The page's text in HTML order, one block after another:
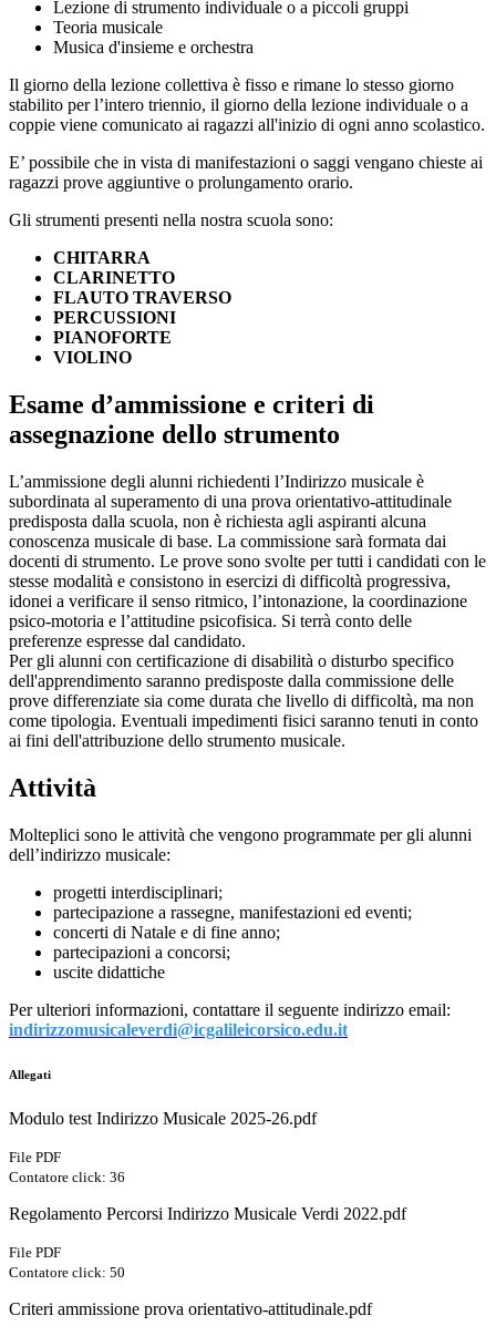
Lezione di strumento individuale o a piccoli gruppi
Teoria musicale
Musica d'insieme e orchestra
Il giorno della lezione collettiva è fisso e rimane lo stesso giorno
stabilito per l’intero triennio, il giorno della lezione individuale o a
coppie viene comunicato ai ragazzi all'inizio di ogni anno scolastico.
E’ possibile che in vista di manifestazioni o saggi vengano chieste ai
ragazzi prove aggiuntive o prolungamento orario.
Gli strumenti presenti nella nostra scuola sono:
CHITARRA
CLARINETTO
FLAUTO TRAVERSO
PERCUSSIONI
PIANOFORTE
VIOLINO
Esame d’ammissione e criteri di
assegnazione dello strumento
L’ammissione degli alunni richiedenti l’Indirizzo musicale è
subordinata al superamento di una prova orientativo-attitudinale
predisposta dalla scuola, non è richiesta agli aspiranti alcuna
conoscenza musicale di base. La commissione sarà formata dai
docenti di strumento. Le prove sono svolte per tutti i candidati con le
stesse modalità e consistono in esercizi di difficoltà progressiva,
idonei a verificare il senso ritmico, l’intonazione, la coordinazione
psico-motoria e l’attitudine psicofisica. Si terrà conto delle
preferenze espresse dal candidato.
Per gli alunni con certificazione di disabilità o disturbo specifico
dell'apprendimento saranno predisposte dalla commissione delle
prove differenziate sia come durata che livello di difficoltà, ma non
come tipologia. Eventuali impedimenti fisici saranno tenuti in conto
ai fini dell'attribuzione dello strumento musicale.
Attività
Molteplici sono le attività che vengono programmate per gli alunni
dell’indirizzo musicale:
progetti interdisciplinari;
partecipazione a rassegne, manifestazioni ed eventi;
concerti di Natale e di fine anno;
partecipazioni a concorsi;
uscite didattiche
Per ulteriori informazioni, contattare il seguente indirizzo email:
indirizzomusicaleverdi@icgalileicorsico.edu.it
Allegati
Modulo test Indirizzo Musicale 2025-26.pdf
File PDF
Contatore click: 36
Regolamento Percorsi Indirizzo Musicale Verdi 2022.pdf
File PDF
Contatore click: 50
Criteri ammissione prova orientativo-attitudinale.pdf